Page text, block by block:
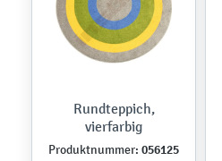
Rundteppich,
vierfarbig
Produktnummer: 056125